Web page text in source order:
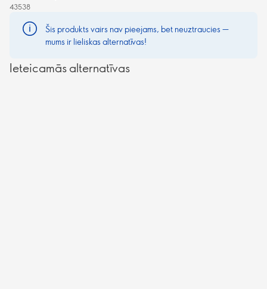
43538
Šis produkts vairs nav pieejams, bet neuztraucies —
mums ir lieliskas alternatīvas!
Ieteicamās alternatīvas